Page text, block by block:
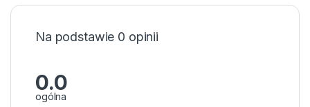
Na podstawie 0 opinii
0.0
ogólna